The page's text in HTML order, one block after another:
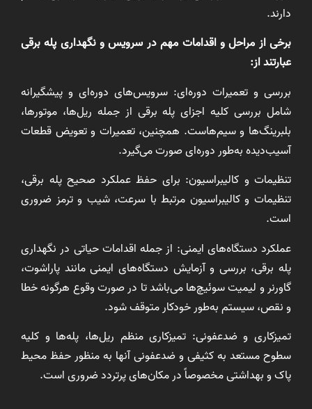
دارند.
برخی از مراحل و اقدامات مهم در سرویس و نگهداری پله برقی
عبارتند از:
بررسی و تعمیرات دوره‌ای: سرویس‌های دوره‌ای و پیشگیرانه
شامل بررسی کلیه اجزای پله برقی از جمله ریل‌ها، موتورها،
بلبرینگ‌ها و سیم‌هاست. همچنین، تعمیرات و تعویض قطعات
آسیب‌دیده به‌طور دوره‌ای صورت می‌گیرد.
تنظیمات و کالیبراسیون: برای حفظ عملکرد صحیح پله برقی،
تنظیمات و کالیبراسیون مرتبط با سرعت، شیب و ترمز ضروری
است.
عملکرد دستگاه‌های ایمنی: از جمله اقدامات حیاتی در نگهداری
پله برقی، بررسی و آزمایش دستگاه‌های ایمنی مانند پاراشوت،
گاورنر و لیمیت سوئیچ‌ها می‌باشد تا در صورت وقوع هرگونه خطا
و نقص، سیستم به‌طور خودکار متوقف شود.
تمیزکاری و ضدعفونی: تمیزکاری منظم ریل‌ها، پله‌ها و کلیه
سطوح مستعد به کثیفی و ضدعفونی آنها به منظور حفظ محیط
پاک و بهداشتی مخصوصاً در مکان‌های پرتردد ضروری است.